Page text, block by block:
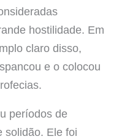
hostilidade. Em
claro disso,
e o colocou
períodos de
solidão. Ele foi